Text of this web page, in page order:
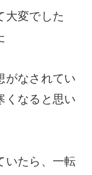
大変でした
がなされてい
くなると思い
いたら、一転